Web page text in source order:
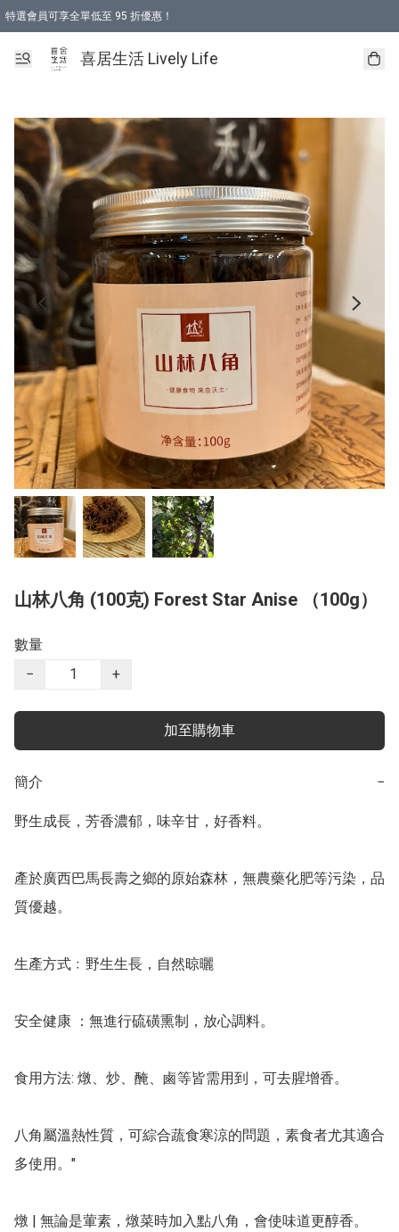
特選會員可享全單低至 95 折優惠！
購物折後滿$600免運費優惠 (減價貨品除外）
購物折後滿$320 即可免費於「順豐站」或「順豐智能櫃」自提點取貨 （冷凍食品
喜居生活 Lively Life
山林八角 (100克) Forest Star Anise （100g）
數量
−
+
加至購物車
簡介 −
野生成長，芳香濃郁，味辛甘，好香料。
產於廣西巴馬長壽之鄉的原始森林，無農藥化肥等污染，品
質優越。
生產方式﹕野生生長，自然晾曬
安全健康 ：無進行硫磺熏制，放心調料。
食用方法: 燉、炒、醃、鹵等皆需用到，可去腥增香。
八角屬溫熱性質，可綜合蔬食寒涼的問題，素食者尤其適合
多使用。"
燉 | 無論是葷素，燉菜時加入點八角，會使味道更醇香。